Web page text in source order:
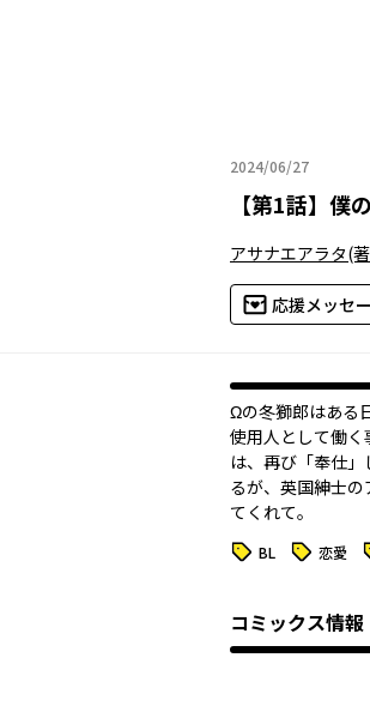
2024/06/27
2024年06月27日
【第1話】 僕
アサナエアラタ(
応援メッセ
Ωの冬獅郎はある
使用人として働
は、再び「奉仕
るが、英国紳士
てくれて――。
タグ BL タグ 恋愛
コミックス情報